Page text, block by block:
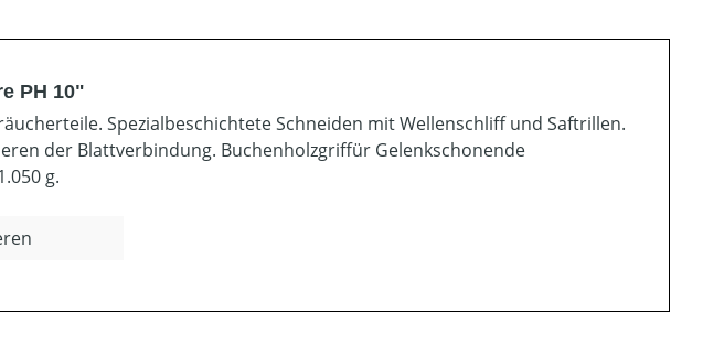
PH 10"
Spezialbeschichtete Schneiden mit Wellenschliff und Saftrillen.
der Blattverbindung. Buchenholzgriffür Gelenkschonende
g.